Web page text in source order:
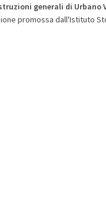
generali di Urbano
promossa dall'Istituto